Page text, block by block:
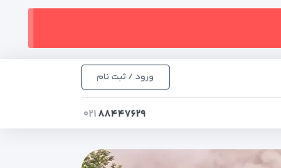
ورود / ثبت نام
۸۸۴۴۷۶۲۹۰۲۱